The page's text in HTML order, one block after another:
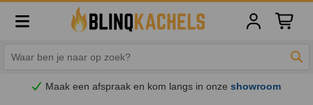
Maak een afspraak en kom langs in onzeshowroom